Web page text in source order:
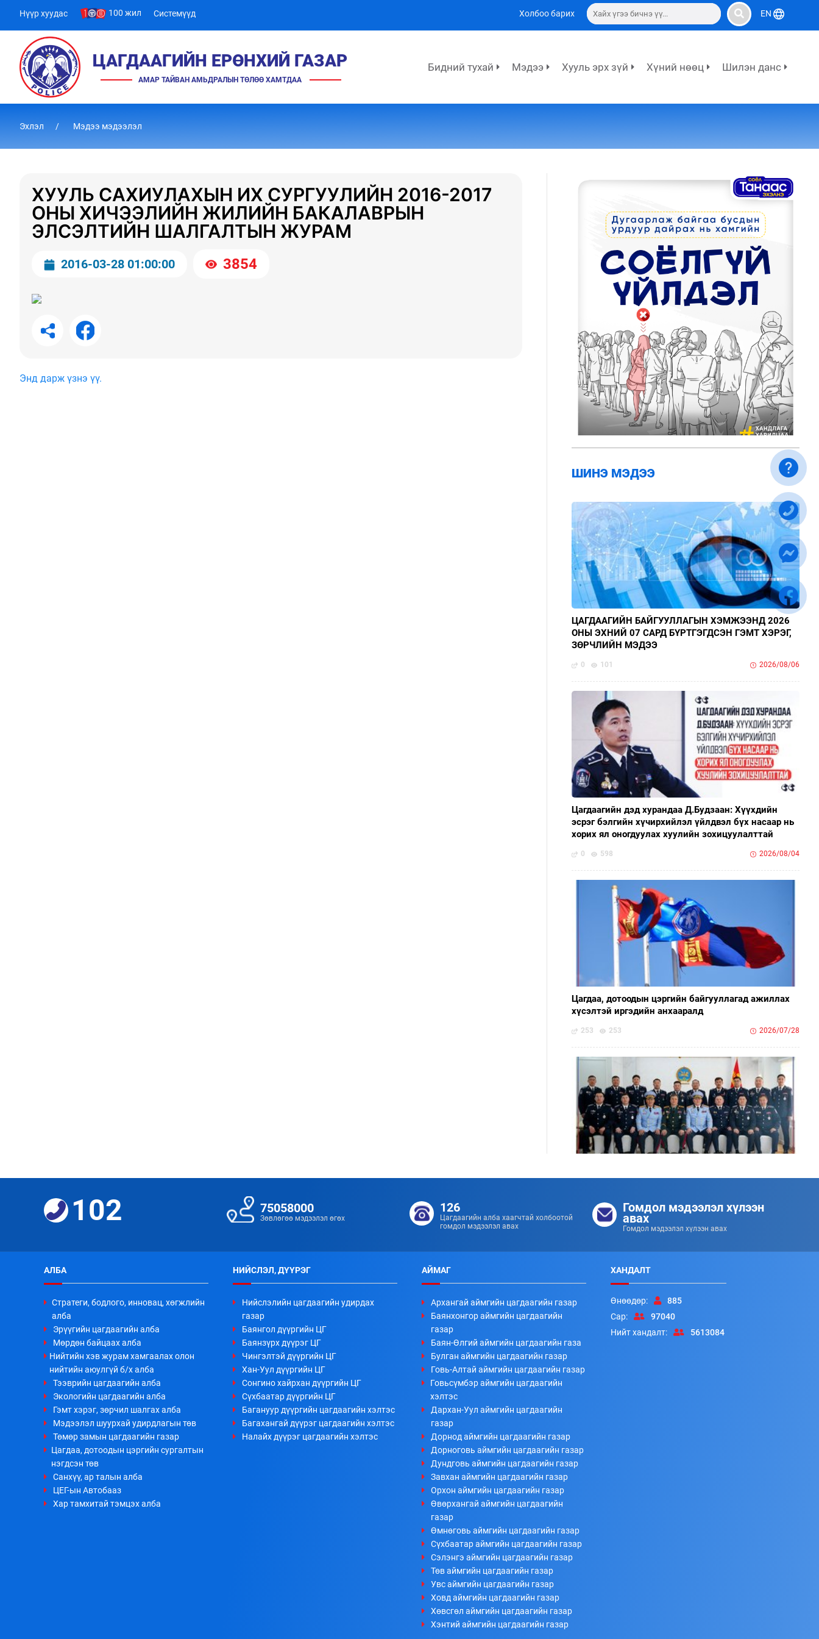
Нүүр хуудас 100 жил Системүүд Холбоо барих EN
ЦАГДААГИЙН ЕРӨНХИЙ ГАЗАР
АМАР ТАЙВАН АМЬДРАЛЫН ТӨЛӨӨ ХАМТДАА
Бидний тухай Мэдээ Хууль эрх зүй Хүний нөөц Шилэн данс
Эхлэл Мэдээ мэдээлэл
ХУУЛЬ САХИУЛАХЫН ИХ СУРГУУЛИЙН 2016-2017
ОНЫ ХИЧЭЭЛИЙН ЖИЛИЙН БАКАЛАВРЫН
ЭЛСЭЛТИЙН ШАЛГАЛТЫН ЖУРАМ
2016-03-28 01:00:00 3854
Энд дарж үзнэ үү.
ШИНЭ МЭДЭЭ
ЦАГДААГИЙН БАЙГУУЛЛАГЫН ХЭМЖЭЭНД 2026
ОНЫ ЭХНИЙ 07 САРД БҮРТГЭГДСЭН ГЭМТ ХЭРЭГ,
ЗӨРЧЛИЙН МЭДЭЭ
0 101 2026/08/06
Цагдаагийн дэд хурандаа Д.Будзаан: Хүүхдийн
эсрэг бэлгийн хүчирхийлэл үйлдвэл бүх насаар нь
хорих ял оногдуулах хуулийн зохицуулалттай
0 598 2026/08/04
Цагдаа, дотоодын цэргийн байгууллагад ажиллах
хүсэлтэй иргэдийн анхааралд
253 253 2026/07/28
Цэргийн дээд цол хүртсэн удирдлагуудад
253 253 2026/07/08
Ахлагч Э.Бумбаяр Монгол Улсын Мэргэн цолны
болзол хангалаа
102 75058000
Зөвлөгөө мэдээлэл өгөх
126
Цагдаагийн алба хаагчтай холбоотой
гомдол мэдээлэл авах
Гомдол мэдээлэл хүлээн
авах
Гомдол мэдээлэл хүлээн авах
АЛБА
Стратеги, бодлого, инновац, хөгжлийн
алба
Эрүүгийн цагдаагийн алба
Мөрдөн байцаах алба
Нийтийн хэв журам хамгаалах олон
нийтийн аюулгүй б/х алба
Тээврийн цагдаагийн алба
Экологийн цагдаагийн алба
Гэмт хэрэг, зөрчил шалгах алба
Мэдээлэл шуурхай удирдлагын төв
Төмөр замын цагдаагийн газар
Цагдаа, дотоодын цэргийн сургалтын
нэгдсэн төв
Санхүү, ар талын алба
ЦЕГ-ын Автобааз
Хар тамхитай тэмцэх алба
НИЙСЛЭЛ, ДҮҮРЭГ
Нийслэлийн цагдаагийн удирдах
газар
Баянгол дүүргийн ЦГ
Баянзүрх дүүрэг ЦГ
Чингэлтэй дүүргийн ЦГ
Хан-Уул дүүргийн ЦГ
Сонгино хайрхан дүүргийн ЦГ
Сүхбаатар дүүргийн ЦГ
Багануур дүүргийн цагдаагийн хэлтэс
Багахангай дүүрэг цагдаагийн хэлтэс
Налайх дүүрэг цагдаагийн хэлтэс
АЙМАГ
Архангай аймгийн цагдаагийн газар
Баянхонгор аймгийн цагдаагийн
газар
Баян-Өлгий аймгийн цагдаагийн газа
Булган аймгийн цагдаагийн газар
Говь-Алтай аймгийн цагдаагийн газар
Говьсүмбэр аймгийн цагдаагийн
хэлтэс
Дархан-Уул аймгийн цагдаагийн
газар
Дорнод аймгийн цагдаагийн газар
Дорноговь аймгийн цагдаагийн газар
Дундговь аймгийн цагдаагийн газар
Завхан аймгийн цагдаагийн газар
Орхон аймгийн цагдаагийн газар
Өвөрхангай аймгийн цагдаагийн
газар
Өмнөговь аймгийн цагдаагийн газар
Сүхбаатар аймгийн цагдаагийн газар
Сэлэнгэ аймгийн цагдаагийн газар
Төв аймгийн цагдаагийн газар
Увс аймгийн цагдаагийн газар
Ховд аймгийн цагдаагийн газар
Хөвсгөл аймгийн цагдаагийн газар
Хэнтий аймгийн цагдаагийн газар
ХАНДАЛТ
Өнөөдөр:
885
Сар:
97040
Нийт хандалт:
5613084